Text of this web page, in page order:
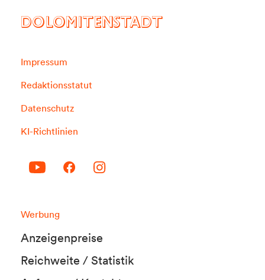
DOLOMITENSTADT
Impressum
Redaktionsstatut
Datenschutz
KI-Richtlinien
Werbung
Anzeigenpreise
Reichweite / Statistik